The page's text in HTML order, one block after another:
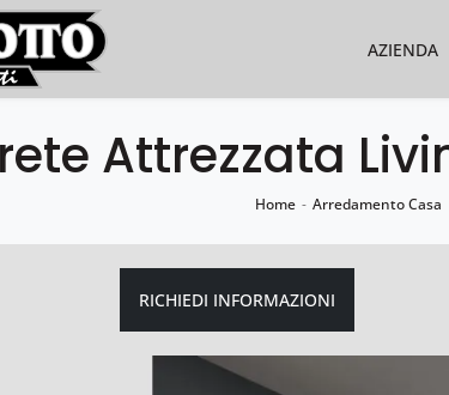
AZIENDA
Attrezzata
Home - Arredamento Casa
RICHIEDI INFORMAZIONI